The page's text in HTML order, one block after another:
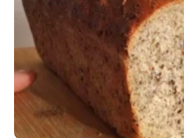
Comer Bem: Pão